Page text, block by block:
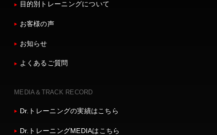
目的別トレーニングについて
お客様の声
お知らせ
よくあるご質問
MEDIA＆TRACK RECORD
Dr.トレーニングの実績はこちら
Dr.トレーニングMEDIAはこちら